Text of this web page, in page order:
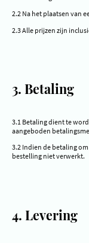
2.2 Na het plaatsen van
2.3 Alle prijzen zijn
3. Betaling
3.1 Betaling dient te
aangeboden
3.2 Indien de betaling
bestelling niet verwerkt.
4. Levering